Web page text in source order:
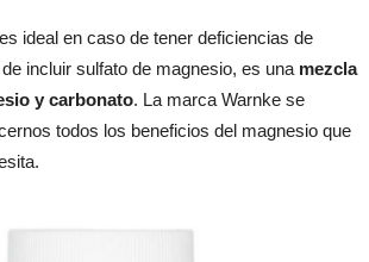
ideal en caso de tener deficiencias de
incluir sulfato de magnesio, es una mezcla
y carbonato. La marca Warnke se
todos los beneficios del magnesio que